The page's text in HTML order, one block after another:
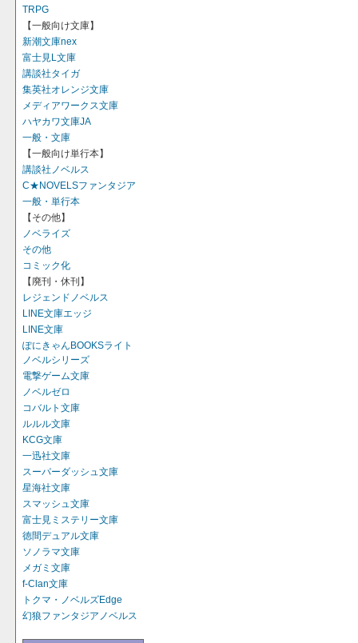
TRPG
【一般向け文庫】
新潮文庫nex
富士見L文庫
講談社タイガ
集英社オレンジ文庫
メディアワークス文庫
ハヤカワ文庫JA
一般・文庫
【一般向け単行本】
講談社ノベルス
C★NOVELSファンタジア
一般・単行本
【その他】
ノベライズ
その他
コミック化
【廃刊・休刊】
レジェンドノベルス
LINE文庫エッジ
LINE文庫
ぽにきゃんBOOKSライト
ノベルシリーズ
電撃ゲーム文庫
ノベルゼロ
コバルト文庫
ルルル文庫
KCG文庫
一迅社文庫
スーパーダッシュ文庫
星海社文庫
スマッシュ文庫
富士見ミステリー文庫
徳間デュアル文庫
ソノラマ文庫
メガミ文庫
f-Clan文庫
トクマ・ノベルズEdge
幻狼ファンタジアノベルス